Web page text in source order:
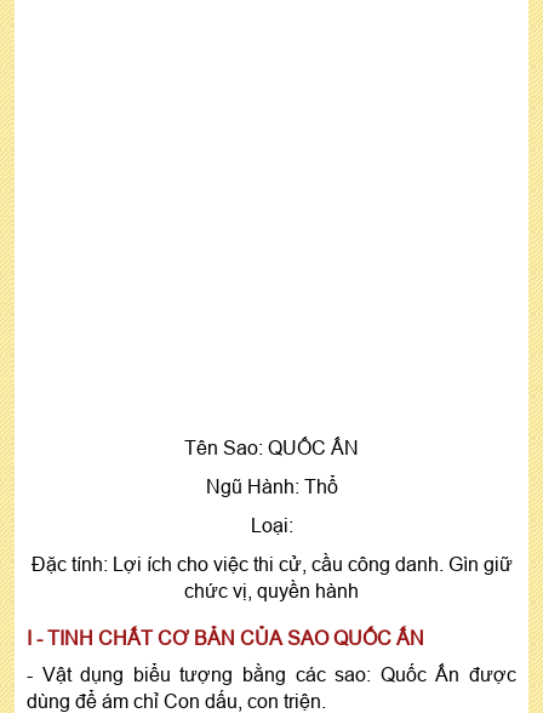
Tên Sao: QUỐC ẤN
Ngũ Hành: Thổ
Loại:
Đặc tính: Lợi ích cho việc thi cử, cầu công danh. Gìn giữ
chức vị, quyền hành
I - TINH CHẤT CƠ BẢN CỦA SAO QUỐC ẤN
- Vật dụng biểu tượng bằng các sao: Quốc Ấn được
dùng để ám chỉ Con dấu, con triện.